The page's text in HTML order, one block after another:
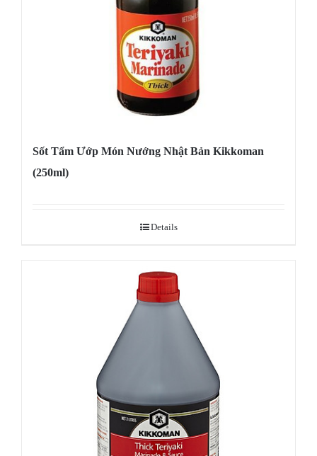
Sốt Tẩm Ướp Món Nướng Nhật Bản Kikkoman
(250ml)
Details